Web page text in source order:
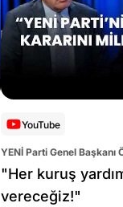
YouTube
YENİ Parti Genel Başkanı
Altaylı
"Her kuruş
vereceğiz!"